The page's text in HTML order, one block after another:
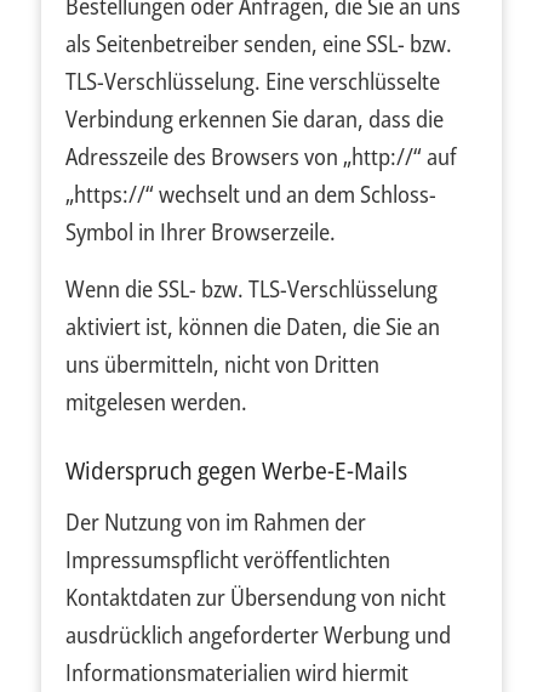
als Seitenbetreiber senden, eine SSL- bzw.
TLS-Verschlüsselung. Eine verschlüsselte
Verbindung erkennen Sie daran, dass die
Adresszeile des Browsers von „http://“ auf
„https://“ wechselt und an dem Schloss-
Symbol in Ihrer Browserzeile.
Wenn die SSL- bzw. TLS-Verschlüsselung
aktiviert ist, können die Daten, die Sie an
uns übermitteln, nicht von Dritten
mitgelesen werden.
Widerspruch gegen Werbe-E-Mails
Der Nutzung von im Rahmen der
Impressumspflicht veröffentlichten
Kontaktdaten zur Übersendung von nicht
ausdrücklich angeforderter Werbung und
Informationsmaterialien wird hiermit